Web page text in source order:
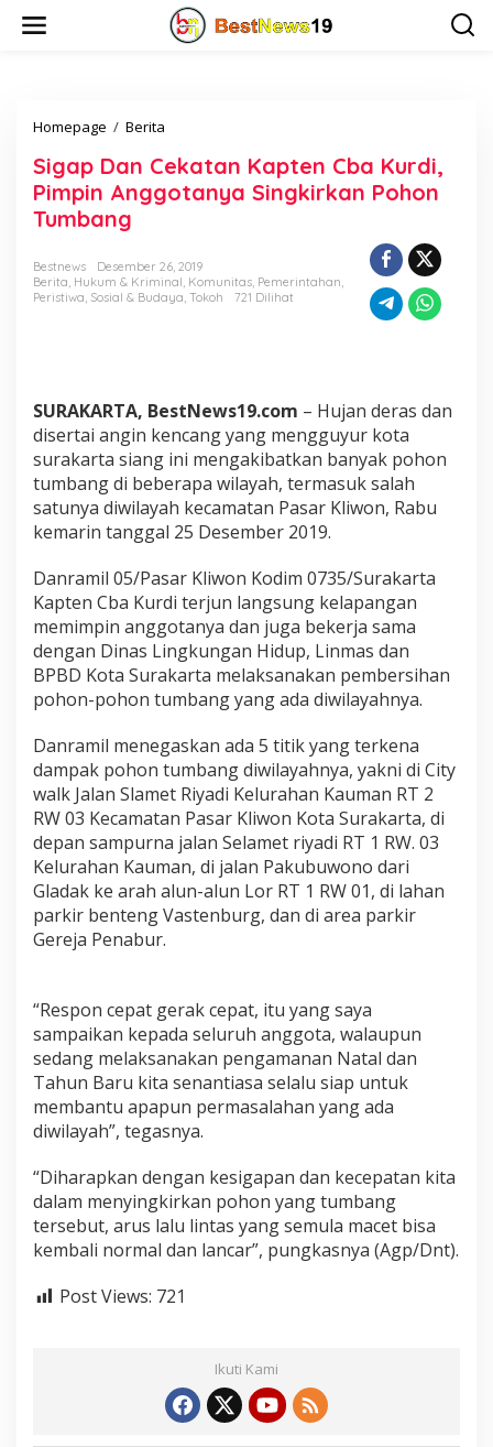
Homepage / Berita
g
a
p
n
C
e
n
K
a
p
t
e
n
C
a
K
u
r
d
i
,
i
m
p
i
n
A
n
g
g
o
a
S
i
n
k
i
k
a
n
P
o
o
b
a
Sigap Dan Cekatan Kapten Cba Kurdi,
Pimpin Anggotanya Singkirkan Pohon
Tumbang
Bestnews
Desember 26, 2019
Berita, Hukum & Kriminal, Komunitas, Pemerintahan,
Peristiwa, Sosial & Budaya, Tokoh 721 Dilihat
SURAKARTA, BestNews19.com – Hujan deras dan
disertai angin kencang yang mengguyur kota
surakarta siang ini mengakibatkan banyak pohon
tumbang di beberapa wilayah, termasuk salah
satunya diwilayah kecamatan Pasar Kliwon, Rabu
kemarin tanggal 25 Desember 2019.
Danramil 05/Pasar Kliwon Kodim 0735/Surakarta
Kapten Cba Kurdi terjun langsung kelapangan
memimpin anggotanya dan juga bekerja sama
dengan Dinas Lingkungan Hidup, Linmas dan
BPBD Kota Surakarta melaksanakan pembersihan
pohon-pohon tumbang yang ada diwilayahnya.
Danramil menegaskan ada 5 titik yang terkena
dampak pohon tumbang diwilayahnya, yakni di City
walk Jalan Slamet Riyadi Kelurahan Kauman RT 2
RW 03 Kecamatan Pasar Kliwon Kota Surakarta, di
depan sampurna jalan Selamet riyadi RT 1 RW. 03
Kelurahan Kauman, di jalan Pakubuwono dari
Gladak ke arah alun-alun Lor RT 1 RW 01, di lahan
parkir benteng Vastenburg, dan di area parkir
Gereja Penabur.
“Respon cepat gerak cepat, itu yang saya
sampaikan kepada seluruh anggota, walaupun
sedang melaksanakan pengamanan Natal dan
Tahun Baru kita senantiasa selalu siap untuk
membantu apapun permasalahan yang ada
diwilayah”, tegasnya.
“Diharapkan dengan kesigapan dan kecepatan kita
dalam menyingkirkan pohon yang tumbang
tersebut, arus lalu lintas yang semula macet bisa
kembali normal dan lancar”, pungkasnya (Agp/Dnt).
Post Views: 721
Ikuti Kami